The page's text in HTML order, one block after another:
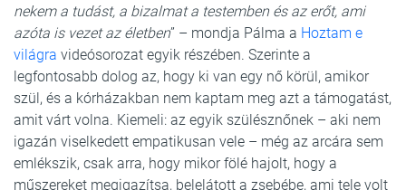
nekem a tudást, a bizalmat a testemben és az erőt, ami
azóta is vezet az életben” – mondja Pálma a Hoztam e
világra videósorozat egyik részében. Szerinte a
legfontosabb dolog az, hogy ki van egy nő körül, amikor
szül, és a kórházakban nem kaptam meg azt a támogatást,
amit várt volna. Kiemeli: az egyik szülésznőnek – aki nem
igazán viselkedett empatikusan vele – még az arcára sem
emlékszik, csak arra, hogy mikor fölé hajolt, hogy a
műszereket megigazítsa, belelátott a zsebébe, ami tele volt